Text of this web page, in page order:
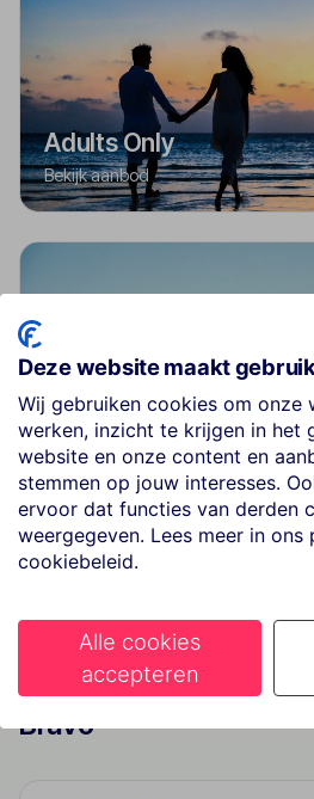
Adults Only
Bekijk aanbod
Last Minutes
Bekijk aanbod
Best geboekte
Bravo
Deze website maakt
Wij gebruiken cookies om onze
werken, inzicht te krijgen in het
website en onze content en
stemmen op jouw interesses.
ervoor dat functies van derden
weergegeven. Lees meer in ons
cookiebeleid.
Alle cookies
accepteren